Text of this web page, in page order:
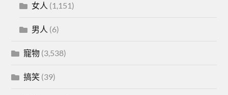
女人 (1,151)
男人 (6)
寵物 (3,538)
搞笑 (39)